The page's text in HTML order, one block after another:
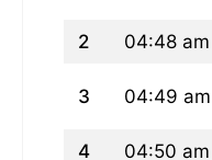
2 04:48 am
3 04:49 am
4 04:50 am